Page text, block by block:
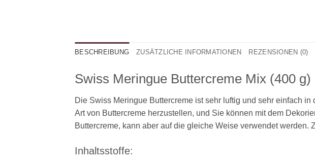
BESCHREIBUNG ZUSÄTZLICHE INFORMATIONEN REZENSIONEN (0)
Swiss Meringue Buttercreme Mix (400 g)
Die Swiss Meringue Buttercreme ist sehr luftig und sehr einfach
Art von Buttercreme herzustellen, und Sie können mit dem
Buttercreme, kann aber auf die gleiche Weise verwendet
Inhaltsstoffe: